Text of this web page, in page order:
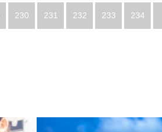
230 231 232 233 234